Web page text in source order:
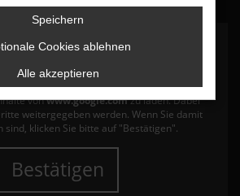
vonwww.google.comzu laden. Dabei
weitergegeben werden. Wenn Sie damit
sind, klicken Sie bitte auf "Bestätigen".
Bestätigen
Speichern
Cookies ablehnen
Alle akzeptieren